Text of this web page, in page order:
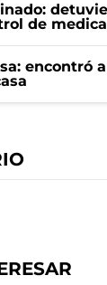
de
encontró